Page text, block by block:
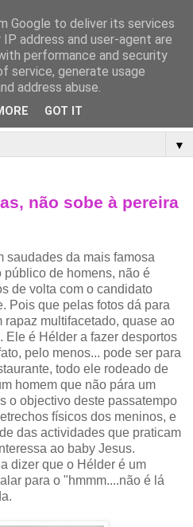
▼
não sobe à pereira
saudades da mais famosa
de homens, não é
de volta com o candidato
Pois que pelas fotos dá para
rapaz multifacetado, quase ao
Ele é Hélder a fazer desportos
pelo menos... pode ser para
todo ele rodeado de
homem que não pára um
o objectivo deste passatempo
físicos dos meninos, e
das actividades que praticam
ao baby Jesus.
dizer que o Hélder é um
para o "hmmm....não é lá
Google to deliver its services
address and user-agent are
performance and security
service, generate usage
address abuse.
GOT IT